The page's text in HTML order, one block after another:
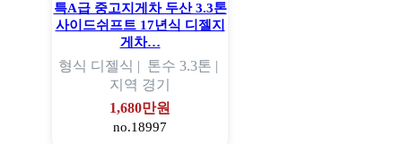
특A급 중고지게차 두산 3.3톤
사이드쉬프트 17년식 디젤지
게차…
형식 디젤식 | 톤수 3.3톤 |
지역 경기
1,680만원
no.18997